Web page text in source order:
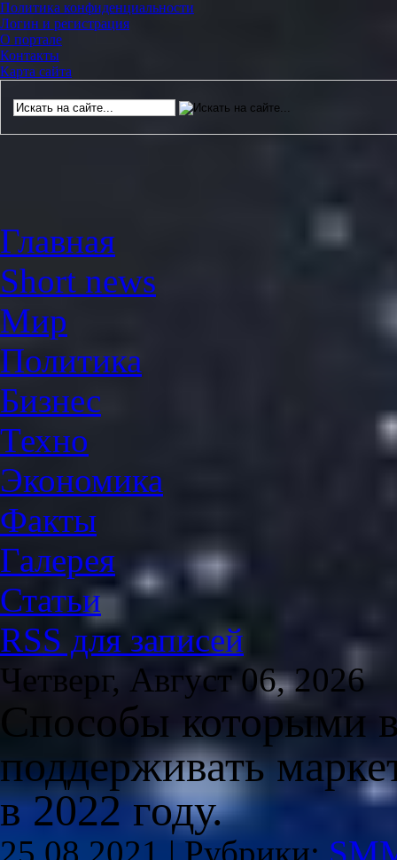
Политика конфиденциальности
Логин и регистрация
О портале
Контакты
Карта сайта
Главная
Short news
Мир
Политика
Бизнес
Техно
Экономика
Факты
Галерея
Статьи
RSS для записей
Четверг, Август 06, 2026
Способы которыми
поддерживать
в 2022 году.